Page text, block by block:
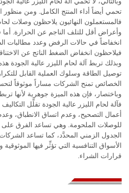
تحمي أيضاً أداء المنتج الكامل. ومن منظور
فالمستعملون النهائيون يلاحظون وصلات
وأعراض أقل للتلف الناجم عن الحرارة.
انخفاضاً في حالات الرفض وعدد مطالبات
فيلاحظون انخفاض الضغط الناتج عن
وبذلك تربط آلة لحام الليزر عالية الجودة
توصيل الطاقة وسلوك العملية القابل
الخصائص تمنح الشركات مساراً موثوقاً
وباختصار، فإن هذه الميزة جوهرية لأنها
فآلة لحام الليزر عالية الجودة تقلِّل
أعمال التصحيح، وعدم اتساق الانطباق،
للوصلات الملحومة. وهي تساعد الفرق
الجدول الزمني المحدَّد، كما تساعد
الأسواق التنافسية التي تؤثِّر فيها
قرارات الشراء.